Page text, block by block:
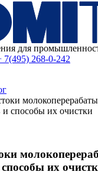
для
7(495) 268-0-242
и способы их очистки
их